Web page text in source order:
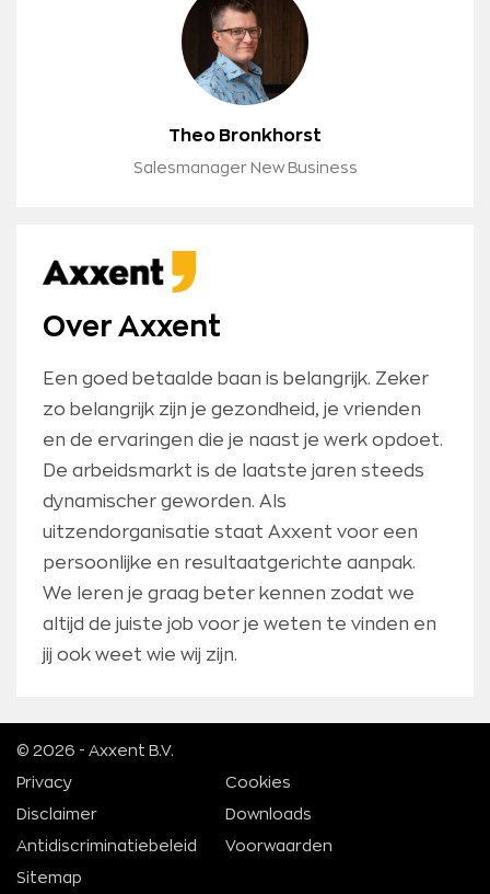
Theo Bronkhorst
Salesmanager New Business
Over Axxent
Een goed betaalde baan is belangrijk. Zeker
zo belangrijk zijn je gezondheid, je vrienden
en de ervaringen die je naast je werk opdoet.
De arbeidsmarkt is de laatste jaren steeds
dynamischer geworden. Als
uitzendorganisatie staat Axxent voor een
persoonlijke en resultaatgerichte aanpak.
We leren je graag beter kennen zodat we
altijd de juiste job voor je weten te vinden en
jij ook weet wie wij zijn.
© 2026 - Axxent B.V.
Privacy Cookies
Disclaimer Downloads
Antidiscriminatiebeleid Voorwaarden
Sitemap